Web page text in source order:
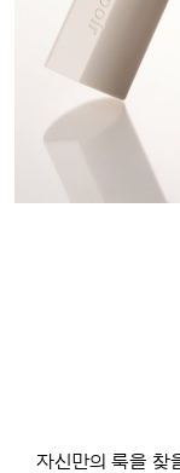
자신만의 룩을 찾